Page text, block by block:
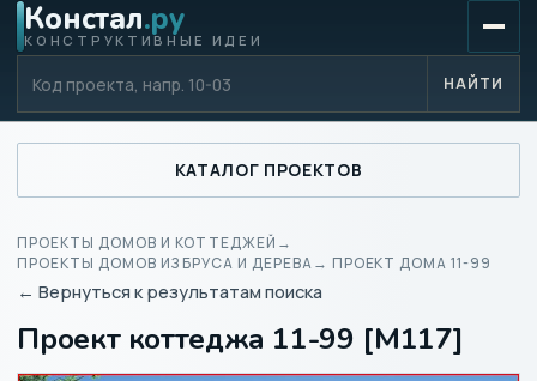
Констал.ру
КОНСТРУКТИВНЫЕ ИДЕИ
НАЙТИ
КАТАЛОГ ПРОЕКТОВ
ПРОЕКТЫ ДОМОВ И КОТТЕДЖЕЙ →
ПРОЕКТЫ ДОМОВ ИЗ БРУСА И ДЕРЕВА→ ПРОЕКТ ДОМА 11-99
← Вернуться к результатам поиска
Проект коттеджа 11-99 [M117]